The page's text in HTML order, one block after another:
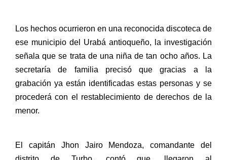
Los hechos ocurrieron en una reconocida discoteca de
ese municipio del Urabá antioqueño, la investigación
señala que se trata de una niña de tan ocho años. La
secretaría de familia precisó que gracias a la
grabación ya están identificadas estas personas y se
procederá con el restablecimiento de derechos de la
menor.
El capitán Jhon Jairo Mendoza, comandante del